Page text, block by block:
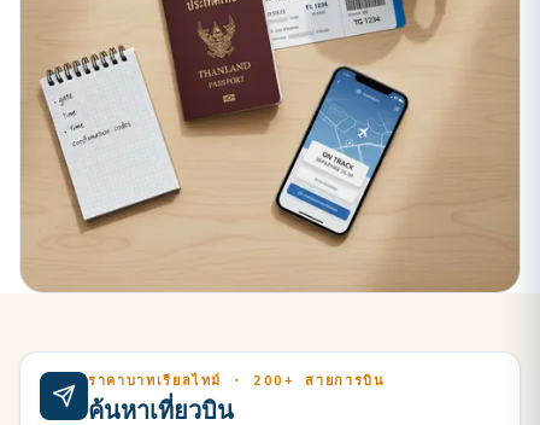
ราคาบาทเรียลไทม์ · 200+ สายการบิน
ค้นหาเที่ยวบิน